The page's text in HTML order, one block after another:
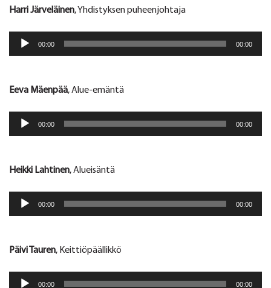
Harri Järveläinen, Yhdistyksen puheenjohtaja
Äänitoistin
00:00 00:00
Eeva Mäenpää, Alue-emäntä
Äänitoistin
00:00 00:00
Heikki Lahtinen, Alueisäntä
Äänitoistin
00:00 00:00
Päivi Tauren, Keittiöpäällikkö
Äänitoistin
00:00 00:00